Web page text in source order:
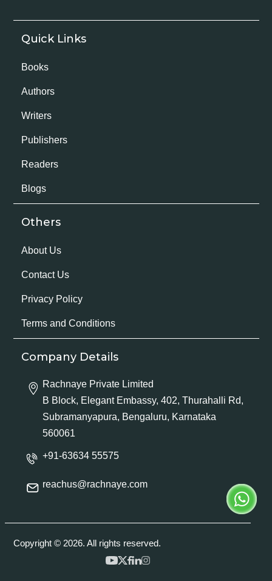
Quick Links
Books
Authors
Writers
Publishers
Readers
Blogs
Others
About Us
Contact Us
Privacy Policy
Terms and Conditions
Company Details
Rachnaye Private Limited
B Block, Elegant Embassy, 402, Thurahalli Rd,
Subramanyapura, Bengaluru, Karnataka
560061
+91-63634 55575
reachus@rachnaye.com
Copyright © 2026. All rights reserved.